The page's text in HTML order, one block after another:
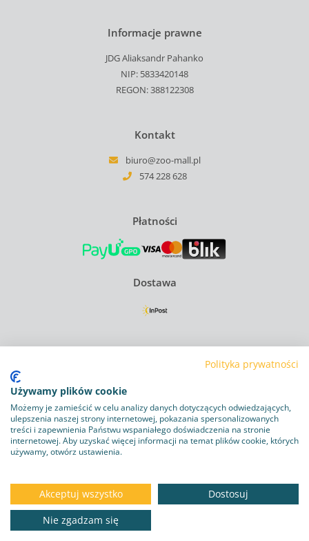
32.88 zł
Informacje prawne
JDG Aliaksandr Pahanko
NIP: 5833420148
REGON: 388122308
Kontakt
biuro@zoo-mall.pl
574 228 628
Płatności
Dostawa
Polityka plików cookie
Obowiązek informacyjny RODO
Program lojalnościowy
Kontakt
Polityka prywatności
Używamy plików cookie
Możemy je zamieścić w celu analizy danych dotyczących odwiedzających,
ulepszenia naszej strony internetowej, pokazania spersonalizowanych
treści i zapewnienia Państwu wspaniałego doświadczenia na stronie
internetowej. Aby uzyskać więcej informacji na temat plików cookie, których
używamy, otwórz ustawienia.
Akceptuj wszystko
Dostosuj
Nie zgadzam się